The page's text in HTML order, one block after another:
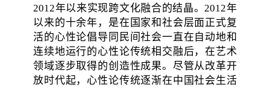
2012年以来实现跨文化融合的结晶。2012年
以来的十余年，是在国家和社会层面正式复
活的心性论倡导同民间社会一直在自动地和
连续地运行的心性论传统相交融后，在艺术
领域逐步取得的创造性成果。尽管从改革开
放时代起，心性论传统逐渐在中国社会生活